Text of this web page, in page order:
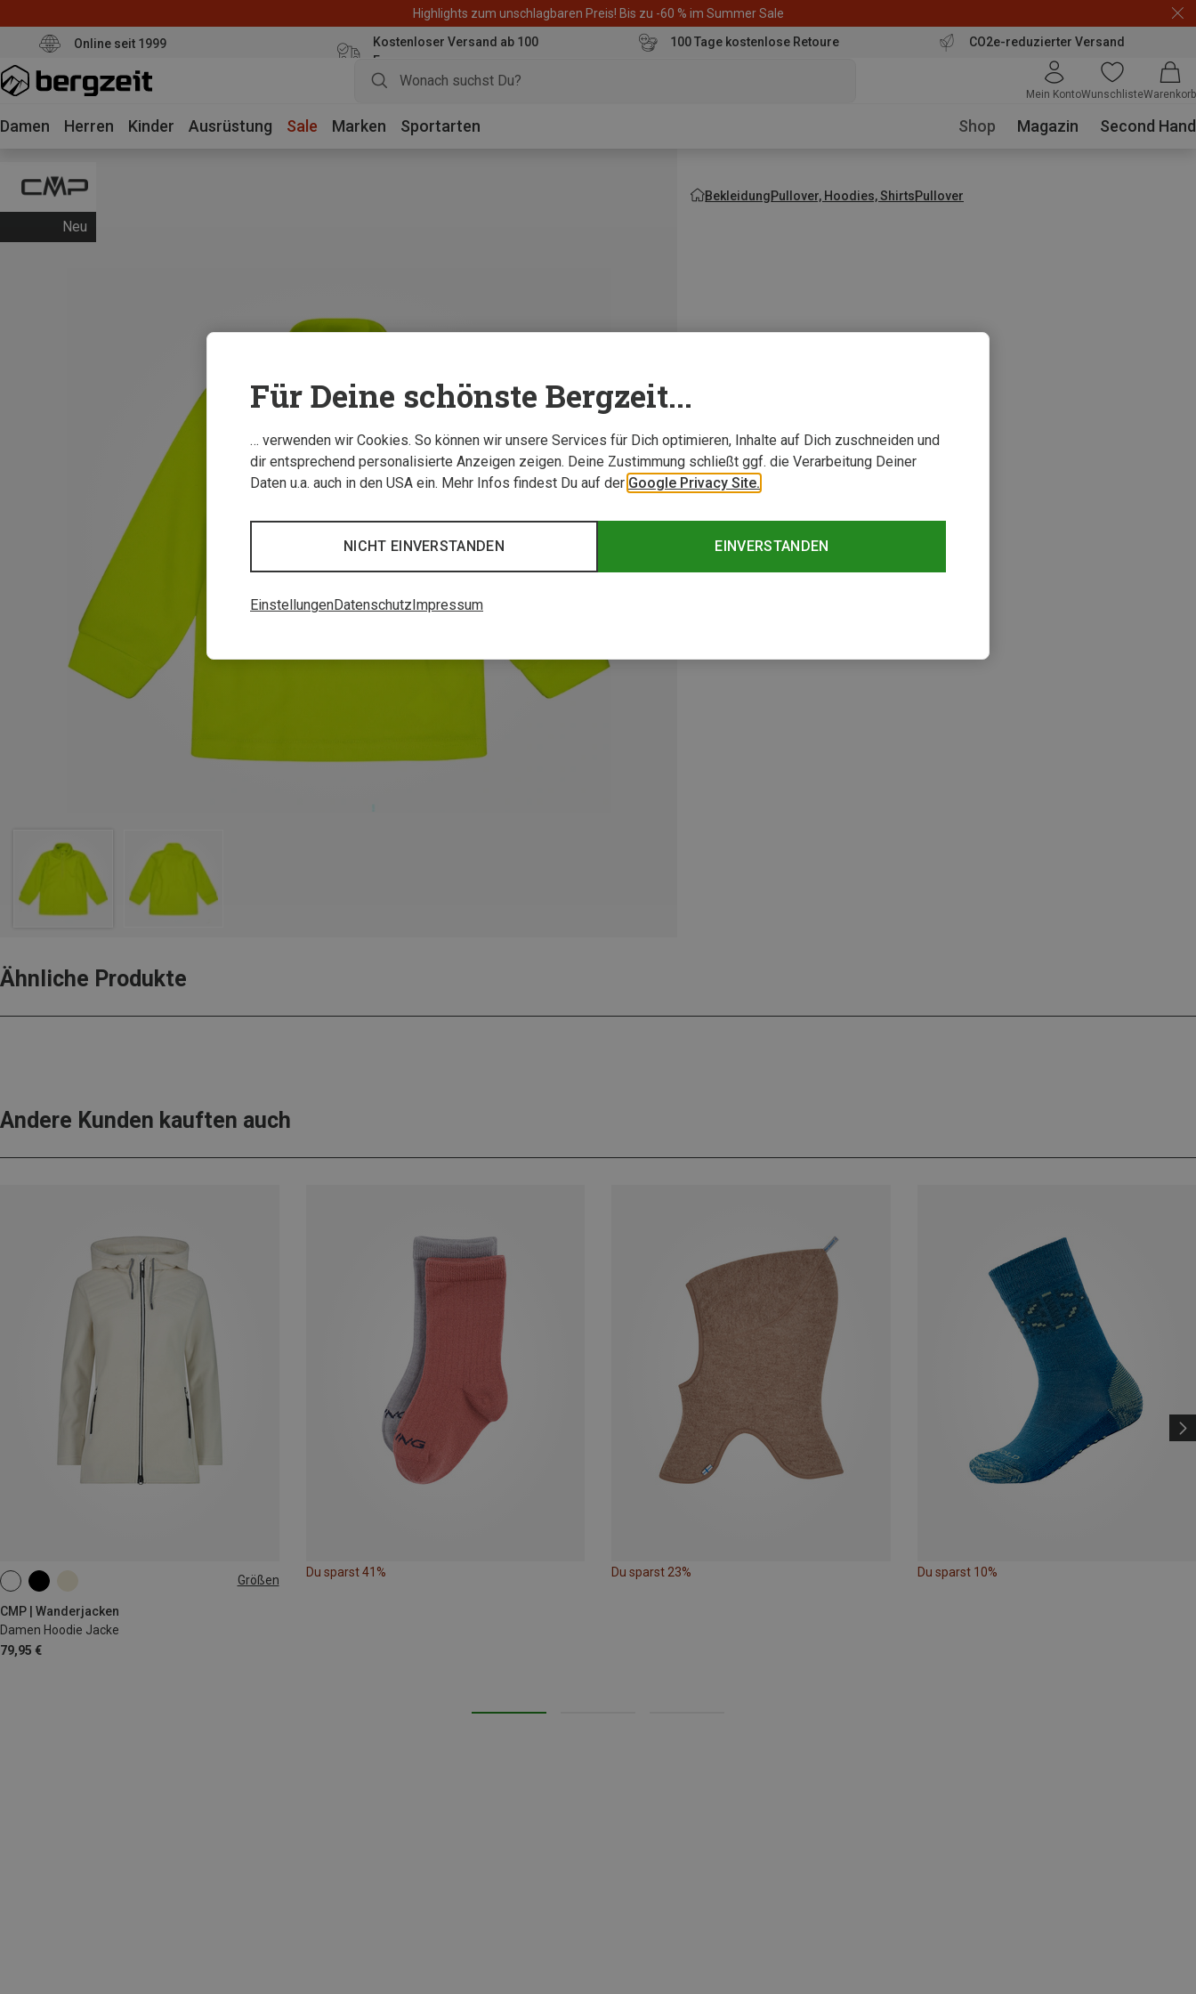
Highlights zum unschlagbaren Preis! Bis zu -60 % im Summer Sale
Online seit 1999
Kostenloser Versand ab 100
Euro
100 Tage kostenlose Retoure CO2e-reduzierter Versand
Mein KontoWunschlisteWarenkorb
Damen Herren Kinder Ausrüstung Sale Marken Sportarten Shop Magazin Second Hand
Neu
BekleidungPullover, Hoodies, ShirtsPullover
Ähnliche Produkte
Andere Kunden kauften auch
Größen
CMP | Wanderjacken
Damen Hoodie Jacke
79,95 €
XS
Du sparst 41% Du sparst 23% Du sparst 10%
Für Deine schönste Bergzeit...
… verwenden wir Cookies. So können wir unsere Services für Dich optimieren, Inhalte auf Dich zuschneiden und
dir entsprechend personalisierte Anzeigen zeigen. Deine Zustimmung schließt ggf. die Verarbeitung Deiner
Daten u.a. auch in den USA ein. Mehr Infos findest Du auf der Google Privacy Site.
EINVERSTANDEN
NICHT EINVERSTANDEN
EinstellungenDatenschutz Impressum